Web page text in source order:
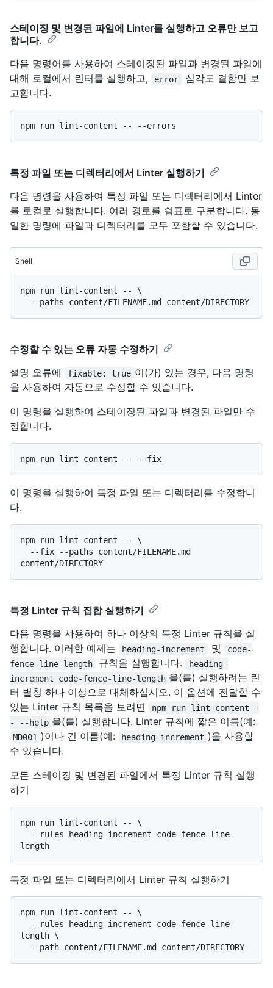
스테이징 및 변경된 파일에 Linter를 실행하고 오류만 보고
합니다.
다음 명령어를 사용하여 스테이징된 파일과 변경된 파일에
대해 로컬에서 린터를 실행하고,
error
심각도 결함만 보
고합니다.
특정 파일 또는 디렉터리에서 Linter 실행하기
다음 명령을 사용하여 특정 파일 또는 디렉터리에서 Linter
를 로컬로 실행합니다. 여러 경로를 쉼표로 구분합니다. 동
일한 명령에 파일과 디렉터리를 모두 포함할 수 있습니다.
Shell
npm run lint-content -- \
수정할 수 있는 오류 자동 수정하기
설명 오류에
fixable: true 이(가) 있는 경우, 다음 명령
을 사용하여 자동으로 수정할 수 있습니다.
이 명령을 실행하여 스테이징된 파일과 변경된 파일만 수
정합니다.
이 명령을 실행하여 특정 파일 또는 디렉터리를 수정합니
다.
npm run lint-content -- \
특정 Linter 규칙 집합 실행하기
다음 명령을 사용하여 하나 이상의 특정 Linter 규칙을 실
행합니다. 이러한 예제는
heading-increment 및
code-
fence-line-length
규칙을 실행합니다.
heading-
increment code-fence-line-length 을(를) 실행하려는 린
터 별칭 하나 이상으로 대체하십시오. 이 옵션에 전달할 수
있는 Linter 규칙 목록을 보려면
npm run lint-content -
- --help 을(를) 실행합니다. Linter 규칙에 짧은 이름(예:
MD001 )이나 긴 이름(예: heading-increment )을 사용할
수 있습니다.
모든 스테이징 및 변경된 파일에서 특정 Linter 규칙 실행
하기
npm run lint-content -- \
특정 파일 또는 디렉터리에서 Linter 규칙 실행하기
npm run lint-content -- \
length \